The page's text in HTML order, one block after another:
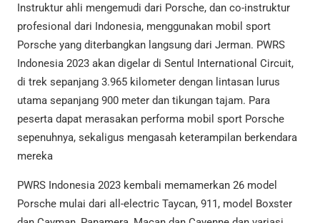
Instruktur ahli mengemudi dari Porsche, dan co-instruktur
profesional dari Indonesia, menggunakan mobil sport
Porsche yang diterbangkan langsung dari Jerman. PWRS
Indonesia 2023 akan digelar di Sentul International Circuit,
di trek sepanjang 3.965 kilometer dengan lintasan lurus
utama sepanjang 900 meter dan tikungan tajam. Para
peserta dapat merasakan performa mobil sport Porsche
sepenuhnya, sekaligus mengasah keterampilan berkendara
mereka
PWRS Indonesia 2023 kembali memamerkan 26 model
Porsche mulai dari all-electric Taycan, 911, model Boxster